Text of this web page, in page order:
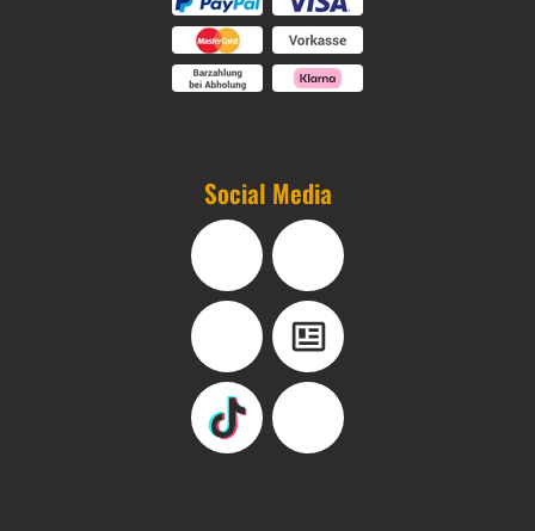
Social Media
Facebook Instagram
YouTube Blog
TikTok Pinterest